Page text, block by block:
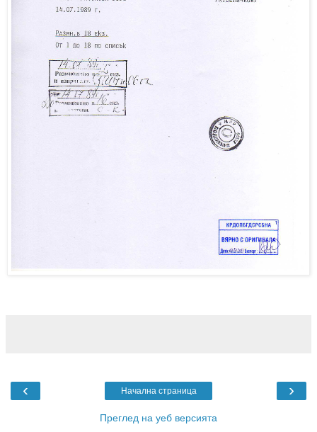
‹ ›
Начална страница
Преглед на уеб версията